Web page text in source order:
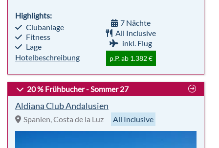
Highlights:
Clubanlage
Fitness
Lage
Hotelbeschreibung
7 Nächte
All Inclusive
inkl. Flug
p.P. ab 1.382 €
20 % Frühbucher - Sommer 27
Aldiana Club Andalusien
Spanien, Costa de la Luz All Inclusive